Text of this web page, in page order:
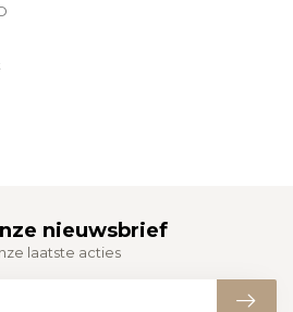
nieuwsbrief
laatste acties